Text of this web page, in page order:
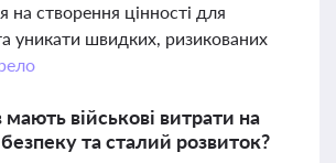
на створення цінності для
уникати швидких, ризикованих
військові витрати на
та сталий розвиток?